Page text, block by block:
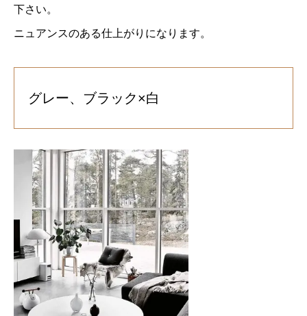
下さい。
ニュアンスのある仕上がりになります。
グレー、ブラック×白